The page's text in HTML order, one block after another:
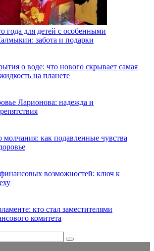
года для детей с особенными
забота и подарки
о воде: что нового скрывает самая
на планете
Ларионова: надежда и
молчания: как подавленные чувства
возможностей: ключ к
кто стал заместителями
комитета